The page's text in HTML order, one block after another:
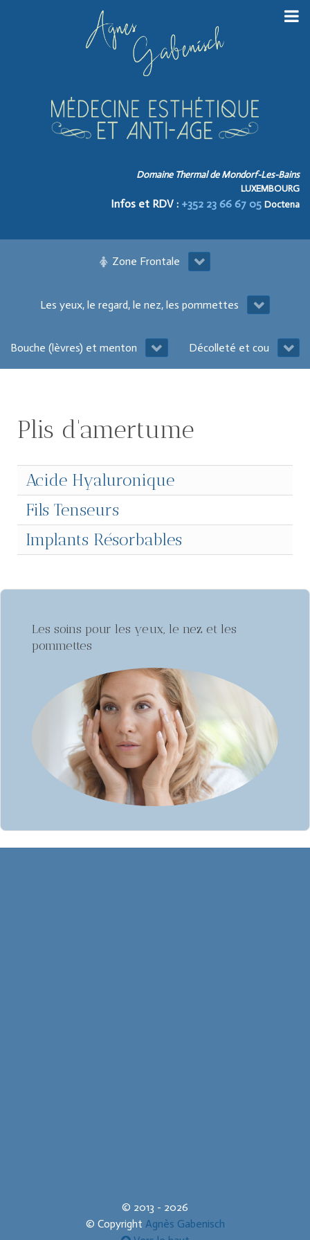
Domaine Thermal de Mondorf-Les-Bains
LUXEMBOURG
Infos et RDV : +352 23 66 67 05 Doctena
Zone Frontale
Les yeux, le regard, le nez, les pommettes
Bouche (lèvres) et menton Décolleté et cou
Plis d'amertume
Acide Hyaluronique
Fils Tenseurs
Implants Résorbables
Les soins pour les yeux, le nez et les
pommettes
© 2013 - 2026
© Copyright Agnès Gabenisch